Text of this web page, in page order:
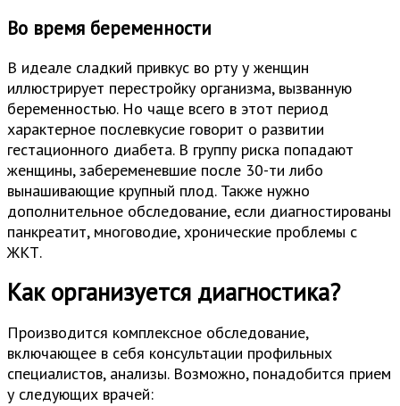
Во время беременности
В идеале сладкий привкус во рту у женщин
иллюстрирует перестройку организма, вызванную
беременностью. Но чаще всего в этот период
характерное послевкусие говорит о развитии
гестационного диабета. В группу риска попадают
женщины, забеременевшие после 30-ти либо
вынашивающие крупный плод. Также нужно
дополнительное обследование, если диагностированы
панкреатит, многоводие, хронические проблемы с
ЖКТ.
Как организуется диагностика?
Производится комплексное обследование,
включающее в себя консультации профильных
специалистов, анализы. Возможно, понадобится прием
у следующих врачей: